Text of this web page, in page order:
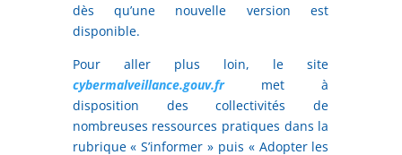
dès qu’une nouvelle version est
disponible.
Pour aller plus loin, le site
cybermalveillance.gouv.frmet à
disposition des collectivités de
nombreuses ressources pratiques dans la
rubrique « S’informer » puis « Adopter les